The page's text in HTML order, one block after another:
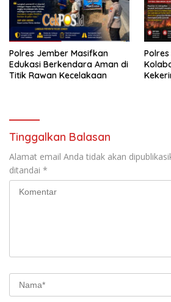
Polres Jember Masifkan
Edukasi Berkendara Aman di
Titik Rawan Kecelakaan
Tinggalkan Balasan
Alamat email Anda tidak akan
ditandai *